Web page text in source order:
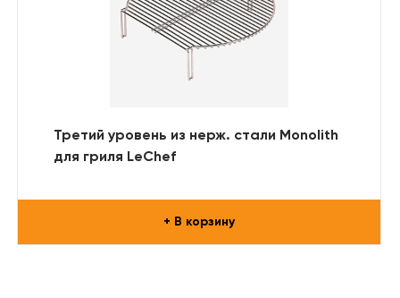
Третий уровень из нерж. стали Monolith
для гриля LeChef
+ В корзину